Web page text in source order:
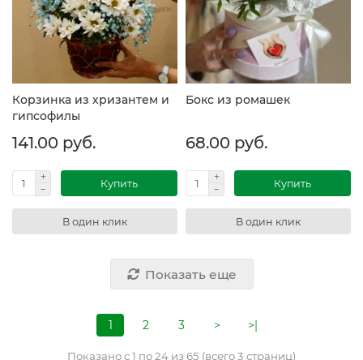
Корзинка из хризантем и
гипсофилы
141.00 руб.
Купить
В один клик
Бокс из ромашек
68.00 руб.
Купить
В один клик
Показать еще
1 2 3 > >|
Показано с 1 по 24 из 65 (всего 3 страниц)